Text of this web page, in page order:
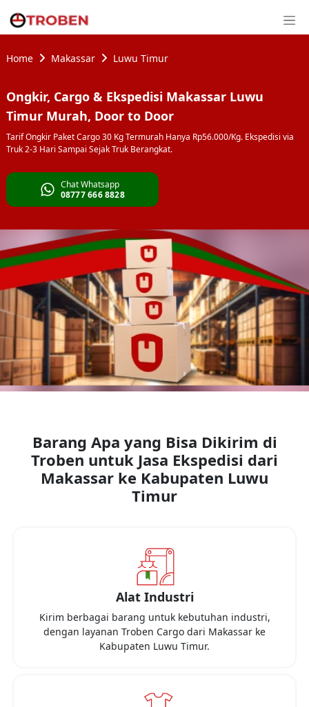
Home Makassar Luwu Timur
Ongkir, Cargo & Ekspedisi Makassar Luwu
Timur Murah, Door to Door
Tarif Ongkir Paket Cargo 30 Kg Termurah Hanya Rp56.000/Kg. Ekspedisi via
Truk 2-3 Hari Sampai Sejak Truk Berangkat.
Chat Whatsapp
08777 666 8828
Barang Apa yang Bisa Dikirim di
Troben untuk Jasa Ekspedisi dari
Makassar ke Kabupaten Luwu
Timur
Alat Industri
Kirim berbagai barang untuk kebutuhan industri,
dengan layanan Troben Cargo dari Makassar ke
Kabupaten Luwu Timur.